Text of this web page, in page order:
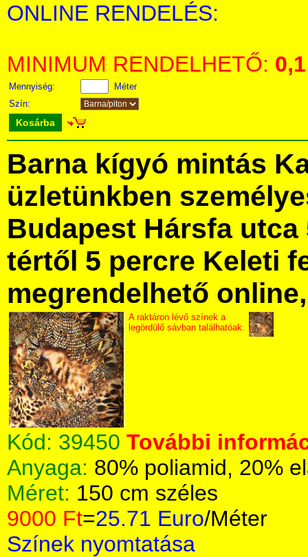
ONLINE RENDELÉS:
MINIMUM RENDELHETŐ: 0,1
Mennyiség:
Méter
Szín:
Kosárba
Barna kígyó mintás
üzletünkben
Budapest Hársfa utca
tértől 5 percre Keleti
megrendelhető
A raktáron lévő színek a
legördülő sávban találhatóak.
Kód: 39450 További
Anyaga: 80% poliamid, 20%
Méret: 150 cm széles
9000 Ft=25.71 Euro/Méter
Színek nyomtatása